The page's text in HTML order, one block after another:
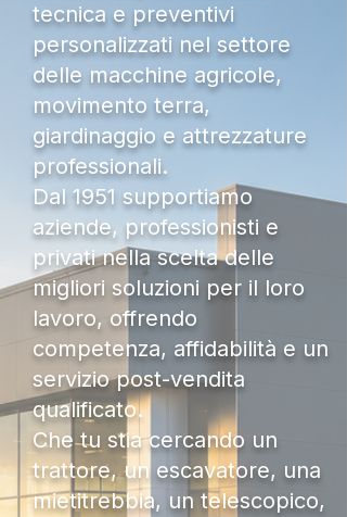
tecnica e preventivi
personalizzati nel settore
delle macchine agricole,
movimento terra,
giardinaggio e attrezzature
professionali.
Dal 1951 supportiamo
aziende, professionisti e
privati nella scelta delle
migliori soluzioni per il loro
lavoro, offrendo
competenza, affidabilità e un
servizio post-vendita
qualificato.
Che tu stia cercando un
trattore, un escavatore, una
mietitrebbia, un telescopico,